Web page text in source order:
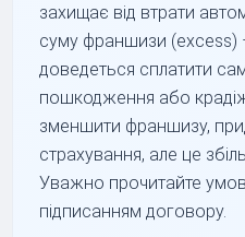
захищає від втрати
суму франшизи (excess)
доведеться сплатити
пошкодження або
зменшити франшизу,
страхування, але це
Уважно прочитайте
підписанням договору.